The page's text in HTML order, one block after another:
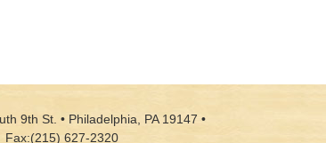
9th St. • Philadelphia, PA 19147 •
Fax:(215) 627-2320